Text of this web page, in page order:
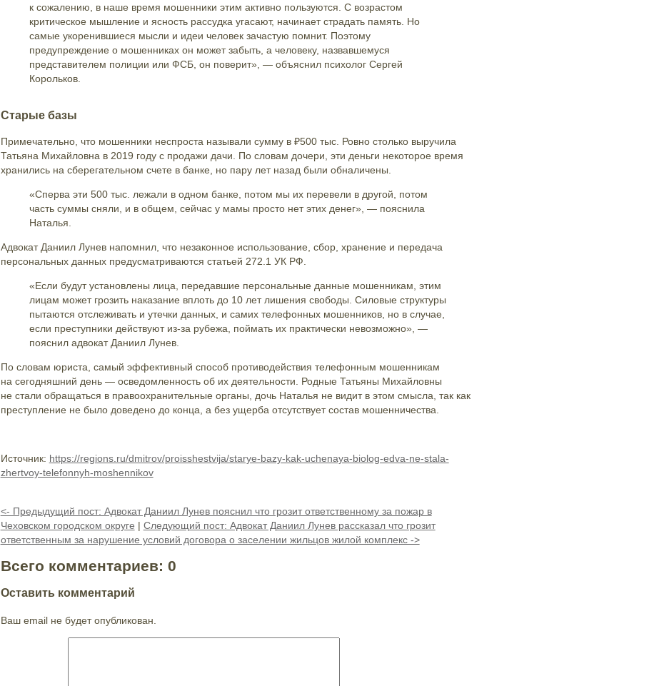
к сожалению, в наше время мошенники этим активно пользуются. С возрастом
критическое мышление и ясность рассудка угасают, начинает страдать память. Но
самые укоренившиеся мысли и идеи человек зачастую помнит. Поэтому
предупреждение о мошенниках он может забыть, а человеку, назвавшемуся
представителем полиции или ФСБ, он поверит», — объяснил психолог Сергей
Корольков.
Старые базы
Примечательно, что мошенники неспроста называли сумму в ₽500 тыс. Ровно столько выручила
Татьяна Михайловна в 2019 году с продажи дачи. По словам дочери, эти деньги некоторое время
хранились на сберегательном счете в банке, но пару лет назад были обналичены.
«Сперва эти 500 тыс. лежали в одном банке, потом мы их перевели в другой, потом
часть суммы сняли, и в общем, сейчас у мамы просто нет этих денег», — пояснила
Наталья.
Адвокат Даниил Лунев напомнил, что незаконное использование, сбор, хранение и передача
персональных данных предусматриваются статьей 272.1 УК РФ.
«Если будут установлены лица, передавшие персональные данные мошенникам, этим
лицам может грозить наказание вплоть до 10 лет лишения свободы. Силовые структуры
пытаются отслеживать и утечки данных, и самих телефонных мошенников, но в случае,
если преступники действуют из-за рубежа, поймать их практически невозможно», —
пояснил адвокат Даниил Лунев.
По словам юриста, самый эффективный способ противодействия телефонным мошенникам
на сегодняшний день — осведомленность об их деятельности. Родные Татьяны Михайловны
не стали обращаться в правоохранительные органы, дочь Наталья не видит в этом смысла, так как
преступление не было доведено до конца, а без ущерба отсутствует состав мошенничества.
Источник: https://regions.ru/dmitrov/proisshestvija/starye-bazy-kak-uchenaya-biolog-edva-ne-stala-
zhertvoy-telefonnyh-moshennikov
<- Предыдущий пост: Адвокат Даниил Лунев пояснил что грозит ответственному за пожар в
Чеховском городском округе | Следующий пост: Адвокат Даниил Лунев рассказал что грозит
ответственным за нарушение условий договора о заселении жильцов жилой комплекс ->
Всего комментариев: 0
Оставить комментарий
Ваш email не будет опубликован.